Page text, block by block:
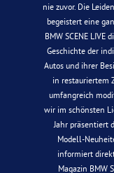
nie zuvor. Die
begeistert eine
BMW SCENE LIVE
Geschichte der
Autos und ihrer
in restauriertem
umfangreich
wir im schönsten
Jahr präsentiert
Modell-
informiert
Magazin BMW